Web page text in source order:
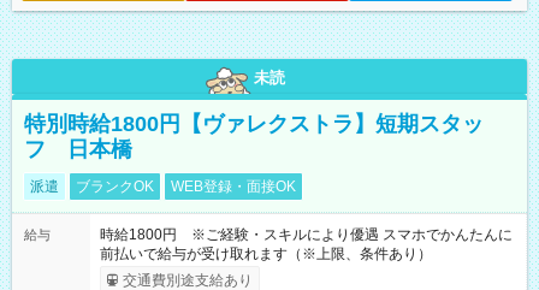
未読
特別時給1800円【ヴァレクストラ】短期スタッ
フ 日本橋
派遣 ブランクOK WEB登録・面接OK
給与
時給1800円 ※ご経験・スキルにより優遇 スマホでかんたんに
前払いで給与が受け取れます（※上限、条件あり）
交通費別途支給あり